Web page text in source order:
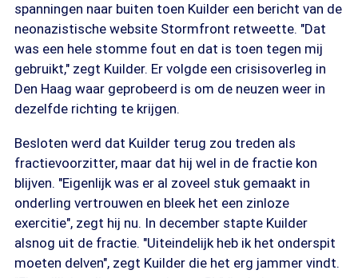
spanningen naar buiten toen Kuilder een bericht van de
neonazistische website Stormfront retweette. "Dat
was een hele stomme fout en dat is toen tegen mij
gebruikt," zegt Kuilder. Er volgde een crisisoverleg in
Den Haag waar geprobeerd is om de neuzen weer in
dezelfde richting te krijgen.
Besloten werd dat Kuilder terug zou treden als
fractievoorzitter, maar dat hij wel in de fractie kon
blijven. "Eigenlijk was er al zoveel stuk gemaakt in
onderling vertrouwen en bleek het een zinloze
exercitie", zegt hij nu. In december stapte Kuilder
alsnog uit de fractie. "Uiteindelijk heb ik het onderspit
moeten delven", zegt Kuilder die het erg jammer vindt.